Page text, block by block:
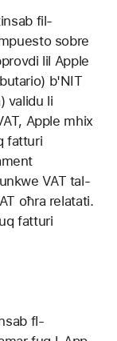
fil-
sobre
lil Apple
b'NIT
validu li
Apple mhix
fatturi
VAT tal-
oħra relatati.
fatturi
fl-